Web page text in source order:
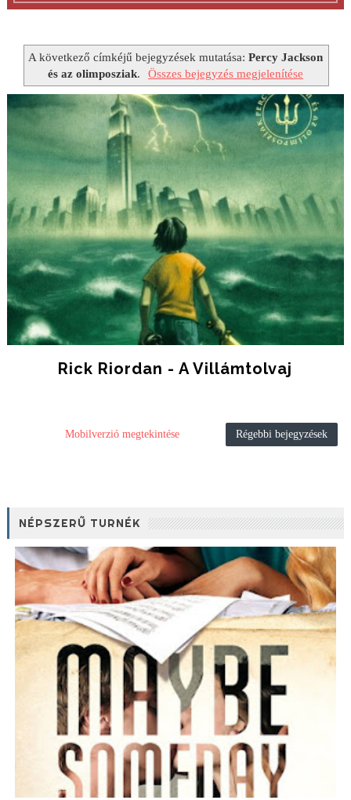
A következő címkéjű bejegyzések mutatása: Percy Jackson
és az olimposziak. Összes bejegyzés megjelenítése
Rick Riordan - A Villámtolvaj
Régebbi bejegyzések
Mobilverzió megtekintése
NÉPSZERŰ TURNÉK